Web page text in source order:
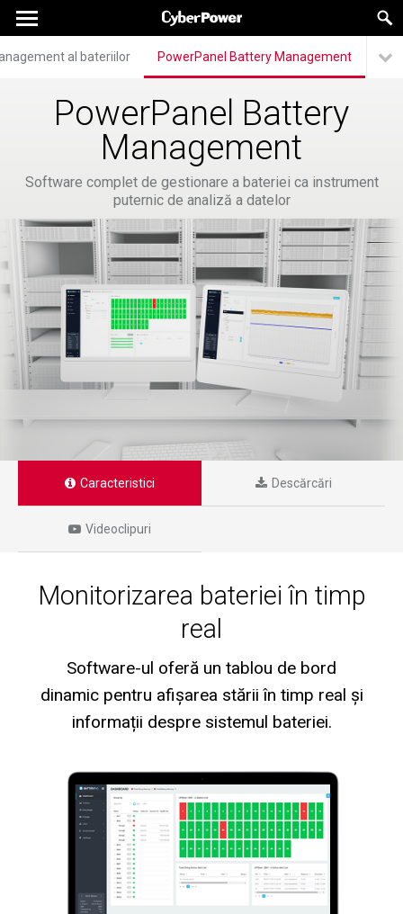
al bateriilor PowerPanel Battery Management
PowerPanel Battery
Management
Software complet de gestionare a bateriei ca instrument
puternic de analiză a datelor
Caracteristici Descărcări
Videoclipuri
Monitorizarea bateriei în timp
real
Software-ul oferă un tablou de bord
dinamic pentru afișarea stării în timp real și
informații despre sistemul bateriei.